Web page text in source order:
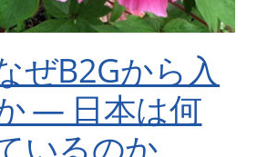
ぜB2Gから入
— 日本は何